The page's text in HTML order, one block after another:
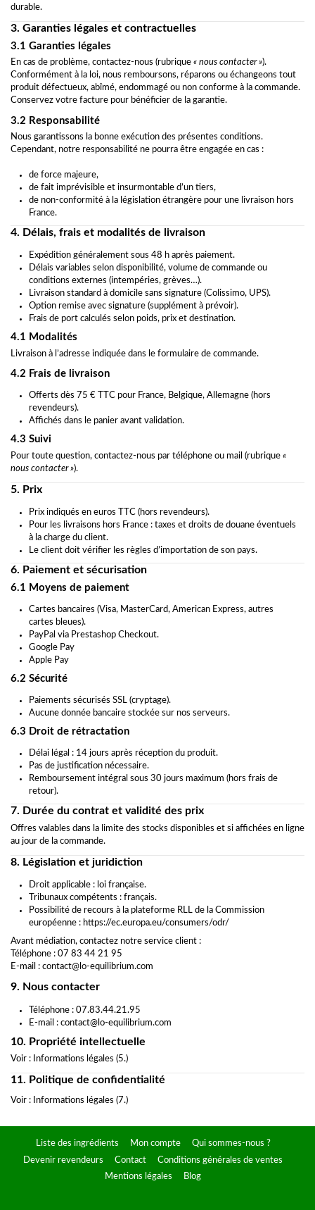
durable.
3. Garanties légales et contractuelles
3.1 Garanties légales
En cas de problème, contactez-nous (rubrique « nous contacter »).
Conformément à la loi, nous remboursons, réparons ou échangeons tout
produit défectueux, abîmé, endommagé ou non conforme à la commande.
Conservez votre facture pour bénéficier de la garantie.
3.2 Responsabilité
Nous garantissons la bonne exécution des présentes conditions.
Cependant, notre responsabilité ne pourra être engagée en cas :
de force majeure,
de fait imprévisible et insurmontable d’un tiers,
de non-conformité à la législation étrangère pour une livraison hors
France.
4. Délais, frais et modalités de livraison
Expédition généralement sous 48 h après paiement.
Délais variables selon disponibilité, volume de commande ou
conditions externes (intempéries, grèves…).
Livraison standard à domicile sans signature (Colissimo, UPS).
Option remise avec signature (supplément à prévoir).
Frais de port calculés selon poids, prix et destination.
4.1 Modalités
Livraison à l’adresse indiquée dans le formulaire de commande.
4.2 Frais de livraison
Offerts dès 75 € TTC pour France, Belgique, Allemagne (hors
revendeurs).
Affichés dans le panier avant validation.
4.3 Suivi
Pour toute question, contactez-nous par téléphone ou mail (rubrique «
nous contacter »).
5. Prix
Prix indiqués en euros TTC (hors revendeurs).
Pour les livraisons hors France : taxes et droits de douane éventuels
à la charge du client.
Le client doit vérifier les règles d’importation de son pays.
6. Paiement et sécurisation
6.1 Moyens de paiement
Cartes bancaires (Visa, MasterCard, American Express, autres
cartes bleues).
PayPal via Prestashop Checkout.
Google Pay
Apple Pay
6.2 Sécurité
Paiements sécurisés SSL (cryptage).
Aucune donnée bancaire stockée sur nos serveurs.
6.3 Droit de rétractation
Délai légal : 14 jours après réception du produit.
Pas de justification nécessaire.
Remboursement intégral sous 30 jours maximum (hors frais de
retour).
7. Durée du contrat et validité des prix
Offres valables dans la limite des stocks disponibles et si affichées en ligne
au jour de la commande.
8. Législation et juridiction
Droit applicable : loi française.
Tribunaux compétents : français.
Possibilité de recours à la plateforme RLL de la Commission
européenne : https://ec.europa.eu/consumers/odr/
Avant médiation, contactez notre service client :
Téléphone : 07 83 44 21 95
E-mail : contact@lo-equilibrium.com
9. Nous contacter
Téléphone : 07.83.44.21.95
E-mail : contact@lo-equilibrium.com
10. Propriété intellectuelle
Voir : Informations légales (5.)
11. Politique de confidentialité
Voir : Informations légales (7.)
Liste des ingrédients Mon compte
Qui sommes-nous ?
Devenir revendeurs
Contact
Conditions générales de ventes
Mentions légales
Blog